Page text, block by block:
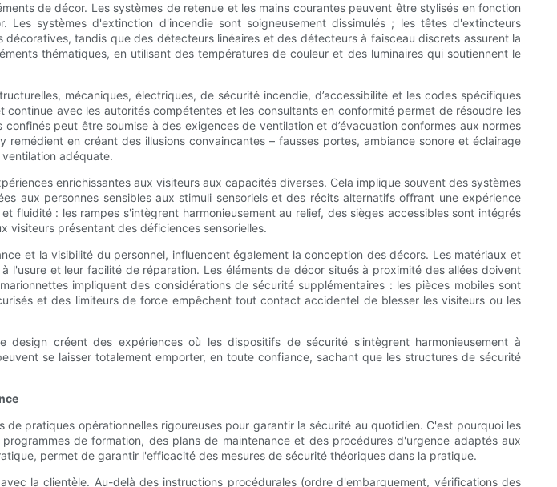
de décor. Les systèmes de retenue et les mains courantes peuvent être stylisés en fonction
systèmes d'extinction d'incendie sont soigneusement dissimulés ; les têtes d'extincteurs
tandis que des détecteurs linéaires et des détecteurs à faisceau discrets assurent la
thématiques, en utilisant des températures de couleur et des luminaires qui soutiennent le
mécaniques, électriques, de sécurité incendie, d’accessibilité et les codes spécifiques
avec les autorités compétentes et les consultants en conformité permet de résoudre les
peut être soumise à des exigences de ventilation et d’évacuation conformes aux normes
en créant des illusions convaincantes – fausses portes, ambiance sonore et éclairage
adéquate.
enrichissantes aux visiteurs aux capacités diverses. Cela implique souvent des systèmes
aux personnes sensibles aux stimuli sensoriels et des récits alternatifs offrant une expérience
fluidité : les rampes s'intègrent harmonieusement au relief, des sièges accessibles sont intégrés
visiteurs présentant des déficiences sensorielles.
et la visibilité du personnel, influencent également la conception des décors. Les matériaux et
l'usure et leur facilité de réparation. Les éléments de décor situés à proximité des allées doivent
impliquent des considérations de sécurité supplémentaires : les pièces mobiles sont
et des limiteurs de force empêchent tout contact accidentel de blesser les visiteurs ou les
créent des expériences où les dispositifs de sécurité s'intègrent harmonieusement à
se laisser totalement emporter, en toute confiance, sachant que les structures de sécurité
pratiques opérationnelles rigoureuses pour garantir la sécurité au quotidien. C'est pourquoi les
de formation, des plans de maintenance et des procédures d'urgence adaptés aux
permet de garantir l'efficacité des mesures de sécurité théoriques dans la pratique.
la clientèle. Au-delà des instructions procédurales (ordre d'embarquement, vérifications des